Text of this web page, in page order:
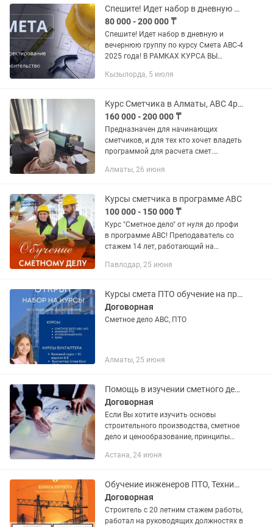
Спешите! Идет набор в дневную и вечернюю группу по курсу Смета АВС-4 2024 г
80 000 - 200 000 ₸
Спешите! Идет набор в дневную и
вечернюю группу по курсу Смета АВС-4
2025 года! В РАМКАХ КУРСА ВЫ
принципы составления сметы Правила
работ...
Кызылорда, 5 июля
Курс Сметчика в Алматы, АВС 4рс, СаНа, ПИР, Инженер ПТО, госзакуп(тендера)
160 000 - 200 000 ₸
Предназначен для начинающих
сметчиков, и для тех кто хочет владеть
программой для расчета смет.
о сметном деле (теория) Составление
Алматы, 26 июня
Курсы сметчика в программе АВС
100 000 - 150 000 ₸
Курс "Сметное дело" от нуля до профи
в программе АВС! Преподаватель со
стажем 14 лет, работающий на
занятиях мы не тратим время на
Павлодар, 25 июня
Курсы смета ПТО обучение на практике
Договорная
Сметное дело АВС, ПТО
Алматы, 25 июня
Помощь в изучении сметного дела и строительного производства
Договорная
Если Вы хотите изучить основы
строительного производства, сметное
дело и ценообразование, принципы
надзора, технологию строительного
Астана, 24 июня
Обучение инженеров ПТО, Технического надзора, сметчика, руководителей стр.
Договорная
Строитель с 20 летним стажем работы,
работал на руководящих должностях в